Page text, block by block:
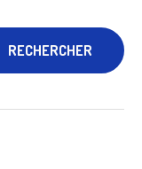
RECHERCHER